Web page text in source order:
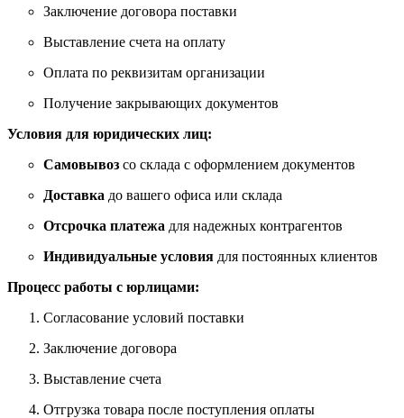
Заключение договора поставки
Выставление счета на оплату
Оплата по реквизитам организации
Получение закрывающих документов
Условия для юридических лиц:
Самовывоз со склада с оформлением документов
Доставка до вашего офиса или склада
Отсрочка платежа для надежных контрагентов
Индивидуальные условия для постоянных клиентов
Процесс работы с юрлицами:
Согласование условий поставки
Заключение договора
Выставление счета
Отгрузка товара после поступления оплаты